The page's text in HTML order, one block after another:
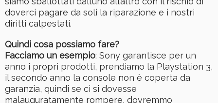
doverci pagare da soli la riparazione e i nostri
diritti calpestati.
Quindi cosa possiamo fare?
Facciamo un esempio: Sony garantisce per un
anno i propri prodotti, prendiamo la Playstation 3,
il secondo anno la console non è coperta da
garanzia, quindi se ci si dovesse
malauguratamente rompere, dovremmo